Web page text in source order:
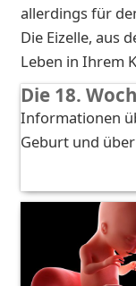
allerdings für
Die Eizelle, aus
Leben in Ihrem
Die 18.
Informationen
Geburt und